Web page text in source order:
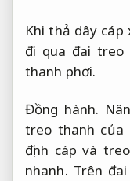
Khi thả dây cáp
đi qua đai treo
thanh phơi.
Đồng hành.
treo thanh của
định cáp và
nhanh. Trên